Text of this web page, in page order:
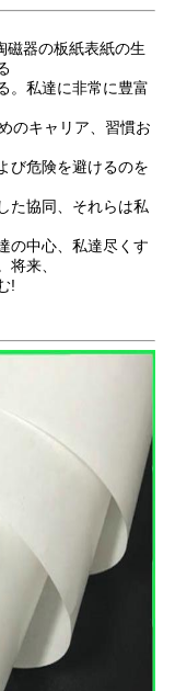
磁器の板紙表紙の生
。私達に非常に豊富
のキャリア、習慣お
び危険を避けるのを
た協同、それらは私
の中心、私達尽くす
来、
!